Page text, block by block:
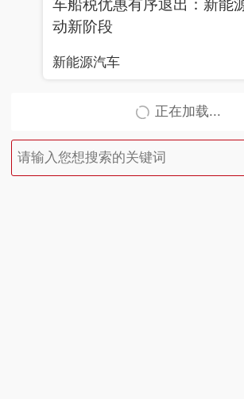
车船税优惠有序退出：新能
动新阶段
新能源汽车
正在加载...